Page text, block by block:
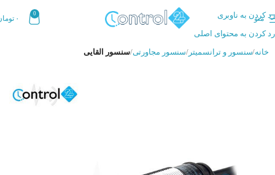
رد کردن به ناوبری
رد کردن به محتوای اصلی
منو
0
۰
خانه سنسور و ترانسمیتر سنسور مجاورتی سنسور القایی